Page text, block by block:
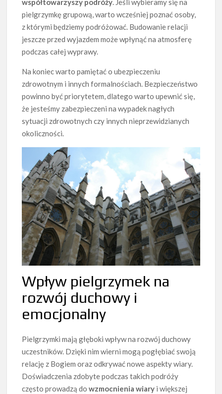
pielgrzymkę grupową, warto wcześniej poznać osoby,
z którymi będziemy podróżować. Budowanie relacji
jeszcze przed wyjazdem może wpłynąć na atmosferę
podczas całej wyprawy.
Na koniec warto pamiętać o ubezpieczeniu
zdrowotnym i innych formalnościach. Bezpieczeństwo
powinno być priorytetem, dlatego warto upewnić się,
że jesteśmy zabezpieczeni na wypadek nagłych
sytuacji zdrowotnych czy innych nieprzewidzianych
okoliczności.
Wpływ pielgrzymek na
rozwój duchowy i
emocjonalny
Pielgrzymki mają głęboki wpływ na rozwój duchowy
uczestników. Dzięki nim wierni mogą pogłębiać swoją
relację z Bogiem oraz odkrywać nowe aspekty wiary.
Doświadczenia zdobyte podczas takich podróży
często prowadzą dowzmocnienia wiary i większej